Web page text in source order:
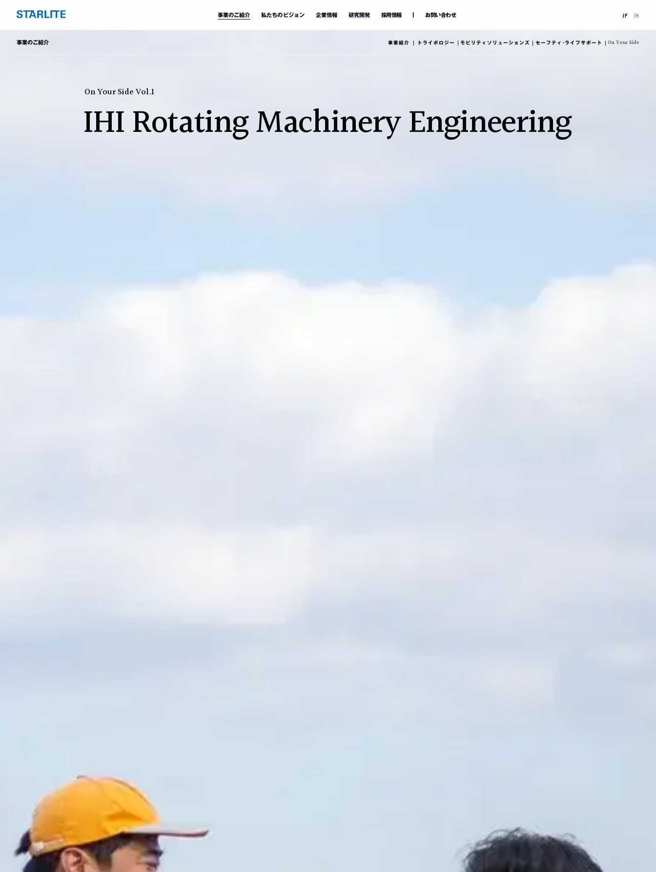
事業のご紹介 私たちのビジョン 企業情報 研究開発 採用情報 お問い合わせ JP EN
事業のご紹介 事業紹介 トライボロジー モビリティ ソリューションズ セーフティ ･ライフサポート On Your Side
On Your Side Vol.1
IHI Rotating MachineryEngineering